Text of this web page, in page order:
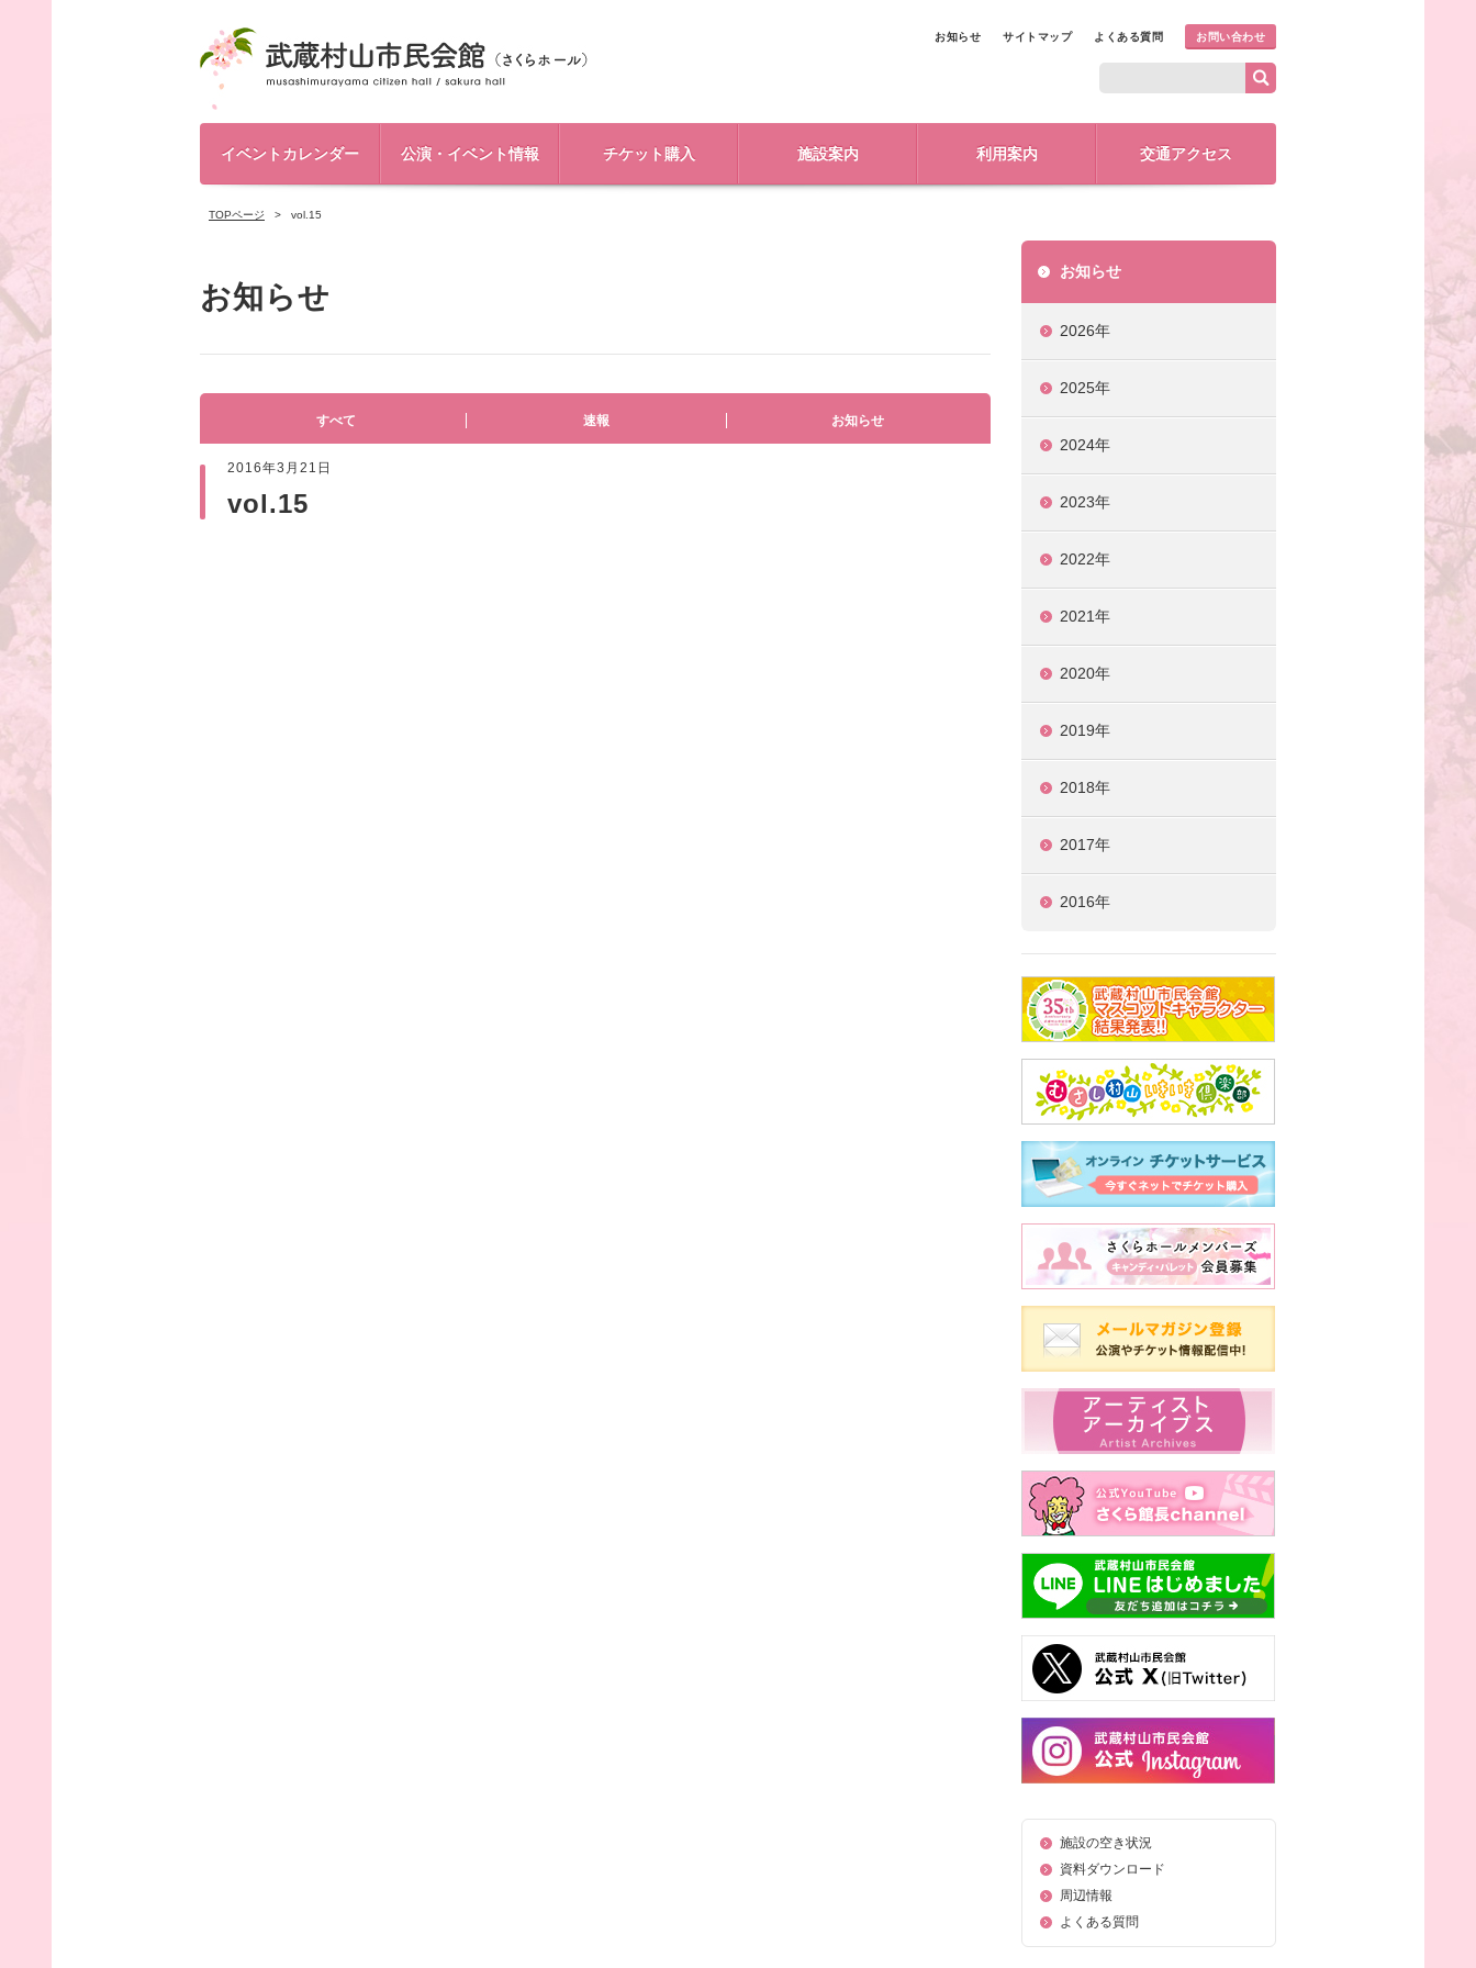
お知らせ サイトマップ よくある質問 お問い合わせ
イベントカレンダー 公演・イベント情報 チケット購入 施設案内 利用案内 交通アクセス
TOPページ vol.15
お知らせ
すべて 速報 お知らせ
2016年3月21日
vol.15
お知らせ
2026年
2025年
2024年
2023年
2022年
2021年
2020年
2019年
2018年
2017年
2016年
施設の空き状況
資料ダウンロード
周辺情報
よくある質問